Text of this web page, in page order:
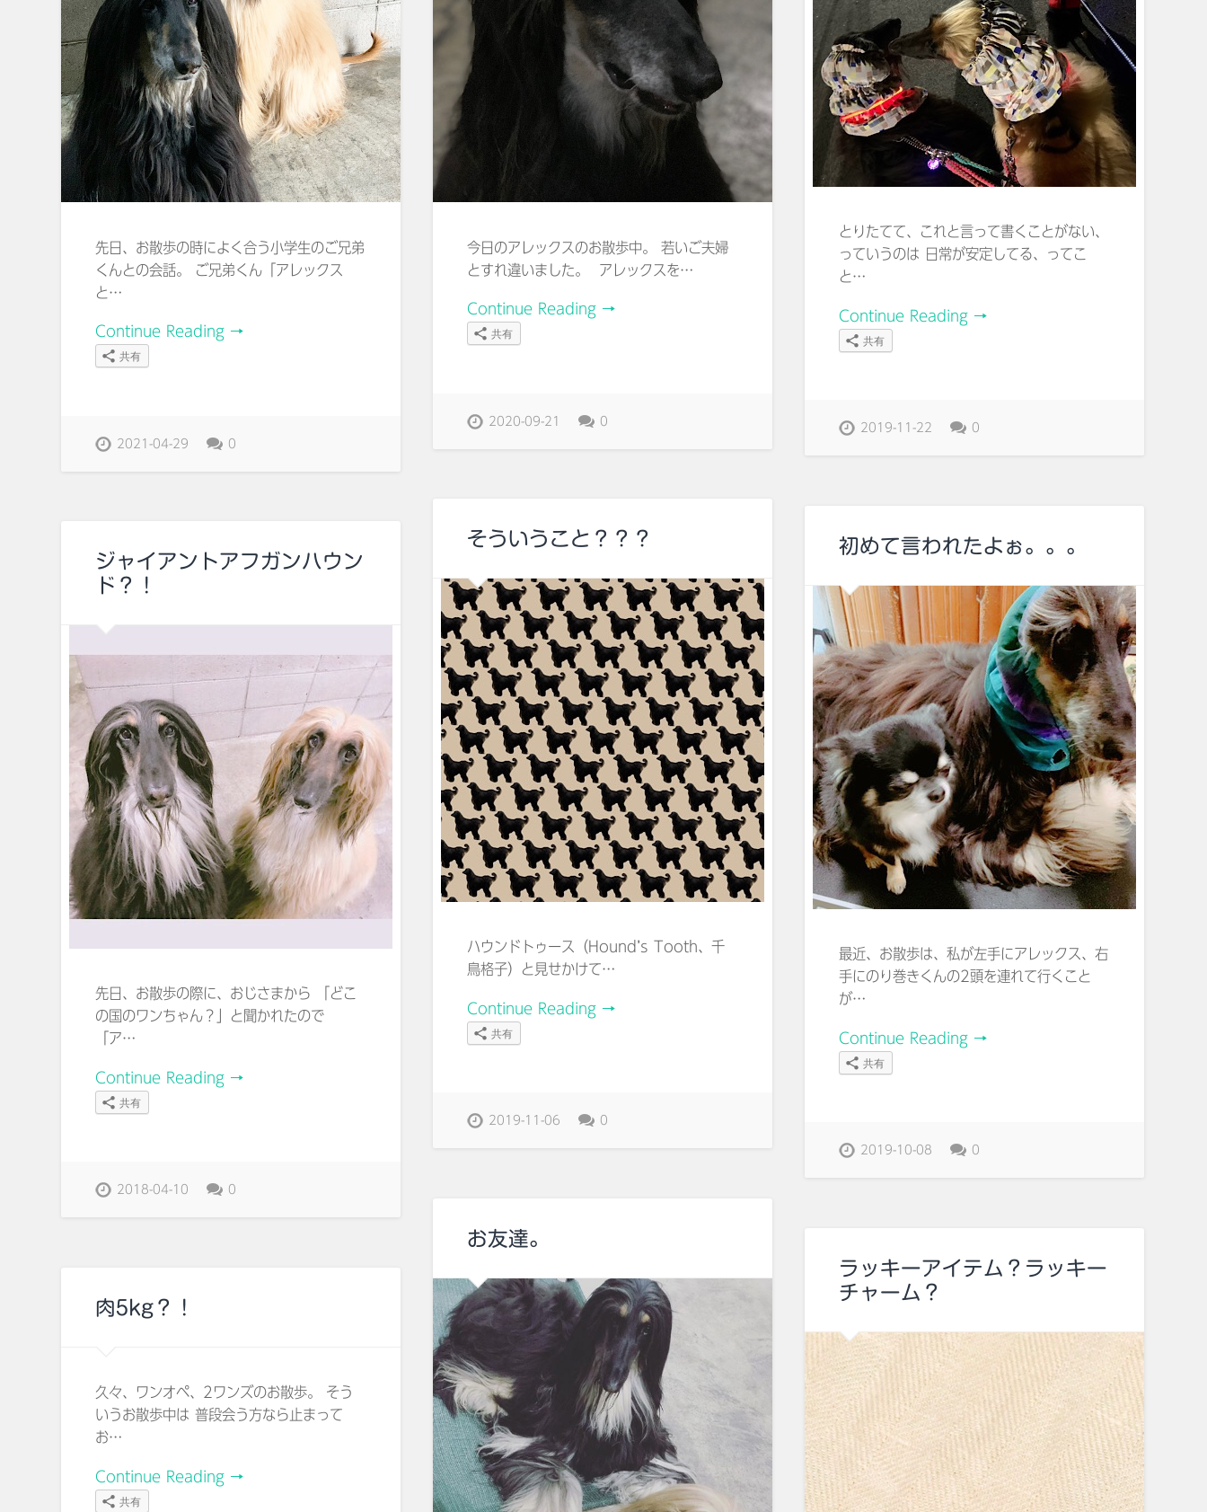
先日、お散歩の時によく合う小学生のご兄弟
くんとの会話。 ご兄弟くん「アレックス
と…
Continue Reading →
共有
2021-04-29 0
今日のアレックスのお散歩中。 若いご夫婦
とすれ違いました。 アレックスを…
Continue Reading →
共有
2020-09-21 0
とりたてて、これと言って書くことがない、
っていうのは 日常が安定してる、ってこ
と…
Continue Reading →
共有
2019-11-22 0
そういうこと？？？
ハウンドトゥース（Hound’s Tooth、千
鳥格子）と見せかけて…
Continue Reading →
共有
2019-11-06 0
初めて言われたよぉ。。。
最近、お散歩は、私が左手にアレックス、右
手にのり巻きくんの2頭を連れて行くこと
が…
Continue Reading →
共有
2019-10-08 0
ジャイアントアフガンハウン
ド？！
先日、お散歩の際に、おじさまから 「どこ
の国のワンちゃん？」と聞かれたので
「ア…
Continue Reading →
共有
2018-04-10 0
お友達。
ラッキーアイテム？ラッキー
チャーム？
肉5kg？！
久々、ワンオペ、2ワンズのお散歩。 そう
いうお散歩中は 普段会う方なら止まって
お…
Continue Reading →
共有